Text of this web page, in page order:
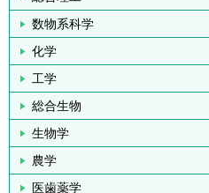
数物系科学
化学
工学
総合生物
生物学
農学
医歯薬学